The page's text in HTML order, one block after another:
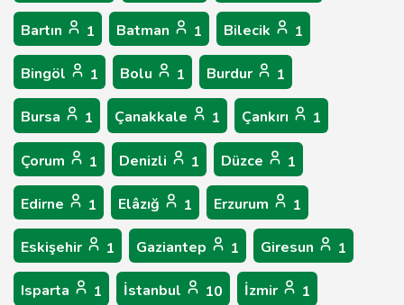
Bartın 1 Batman 1 Bilecik 1
Bingöl 1 Bolu 1 Burdur 1
Bursa 1 Çanakkale 1 Çankırı 1
Çorum 1 Denizli 1 Düzce 1
Edirne 1 Elâzığ 1 Erzurum 1
Eskişehir 1 Gaziantep 1 Giresun 1
Isparta 1 İstanbul 10 İzmir 1